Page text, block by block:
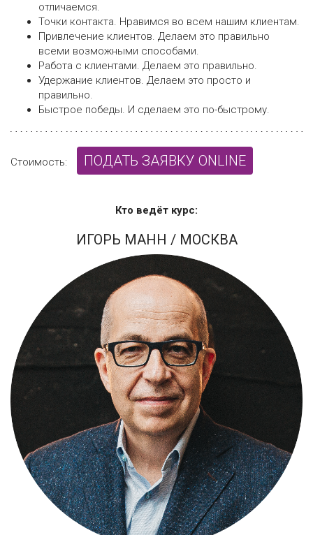
отличаемся.
Точки контакта. Нравимся во всем нашим клиентам.
Привлечение клиентов. Делаем это правильно
всеми возможными способами.
Работа с клиентами. Делаем это правильно.
Удержание клиентов. Делаем это просто и
правильно.
Быстрое победы. И сделаем это по-быстрому.
Стоимость: ПОДАТЬ ЗАЯВКУ ONLINE
Кто ведёт курс:
ИГОРЬ МАНН / МОСКВА